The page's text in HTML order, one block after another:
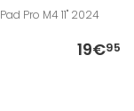
Pro M4 11" 2024
19€95